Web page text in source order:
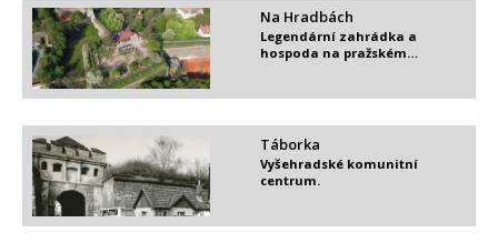
Na Hradbách
Legendární zahrádka a
hospoda na pražském…
Táborka
Vyšehradské komunitní
centrum.